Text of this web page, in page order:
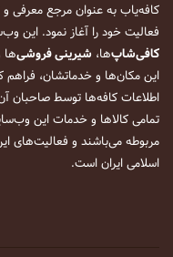
فعالیت خود را آغاز نمود. این
کافی‌شاپ‌ها، شیرینی فروشی‌ها
این مکان‌ها و خدماتشان،
اطلاعات کافه‌ها توسط صاحبان
تمامی کالاها و خدمات این
مربوطه می‌باشند و فعالیت‌های
اسلامی ایران است.